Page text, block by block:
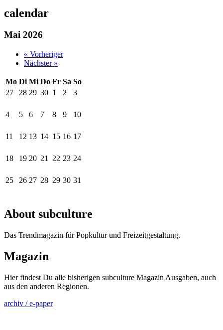
calendar
Mai 2026
« Vorheriger
Nächster »
Mo Di Mi Do Fr Sa So
27
28 29 30 1 2 3
4 5 6 7 8 9 10
11 12 13 14 15 16 17
18 19 20 21 22 23 24
25 26 27 28 29 30 31
About subculture
Das Trendmagazin für Popkultur und Freizeitgestaltung.
Magazin
Hier findest Du alle bisherigen subculture Magazin Ausgaben, auch
aus den anderen Regionen.
archiv / e-paper